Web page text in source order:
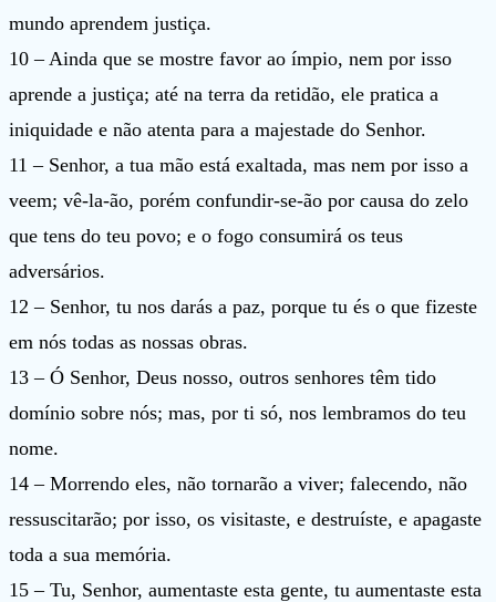
mundo aprendem justiça.
10 – Ainda que se mostre favor ao ímpio, nem por isso
aprende a justiça; até na terra da retidão, ele pratica a
iniquidade e não atenta para a majestade do Senhor.
11 – Senhor, a tua mão está exaltada, mas nem por isso a
veem; vê-la-ão, porém confundir-se-ão por causa do zelo
que tens do teu povo; e o fogo consumirá os teus
adversários.
12 – Senhor, tu nos darás a paz, porque tu és o que fizeste
em nós todas as nossas obras.
13 – Ó Senhor, Deus nosso, outros senhores têm tido
domínio sobre nós; mas, por ti só, nos lembramos do teu
nome.
14 – Morrendo eles, não tornarão a viver; falecendo, não
ressuscitarão; por isso, os visitaste, e destruíste, e apagaste
toda a sua memória.
15 – Tu, Senhor, aumentaste esta gente, tu aumentaste esta